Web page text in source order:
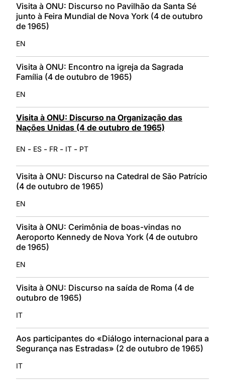
Visita à ONU: Discurso no Pavilhão da Santa Sé
junto à Feira Mundial de Nova York (4 de outubro
de 1965)
EN
Visita à ONU: Encontro na igreja da Sagrada
Família (4 de outubro de 1965)
EN
Visita à ONU: Discurso na Organização das
Nações Unidas (4 de outubro de 1965)
EN - ES - FR - IT - PT
Visita à ONU: Discurso na Catedral de São Patrício
(4 de outubro de 1965)
EN
Visita à ONU: Cerimônia de boas-vindas no
Aeroporto Kennedy de Nova York (4 de outubro
de 1965)
EN
Visita à ONU: Discurso na saída de Roma (4 de
outubro de 1965)
IT
Aos participantes do «Diálogo internacional para a
Segurança nas Estradas» (2 de outubro de 1965)
IT